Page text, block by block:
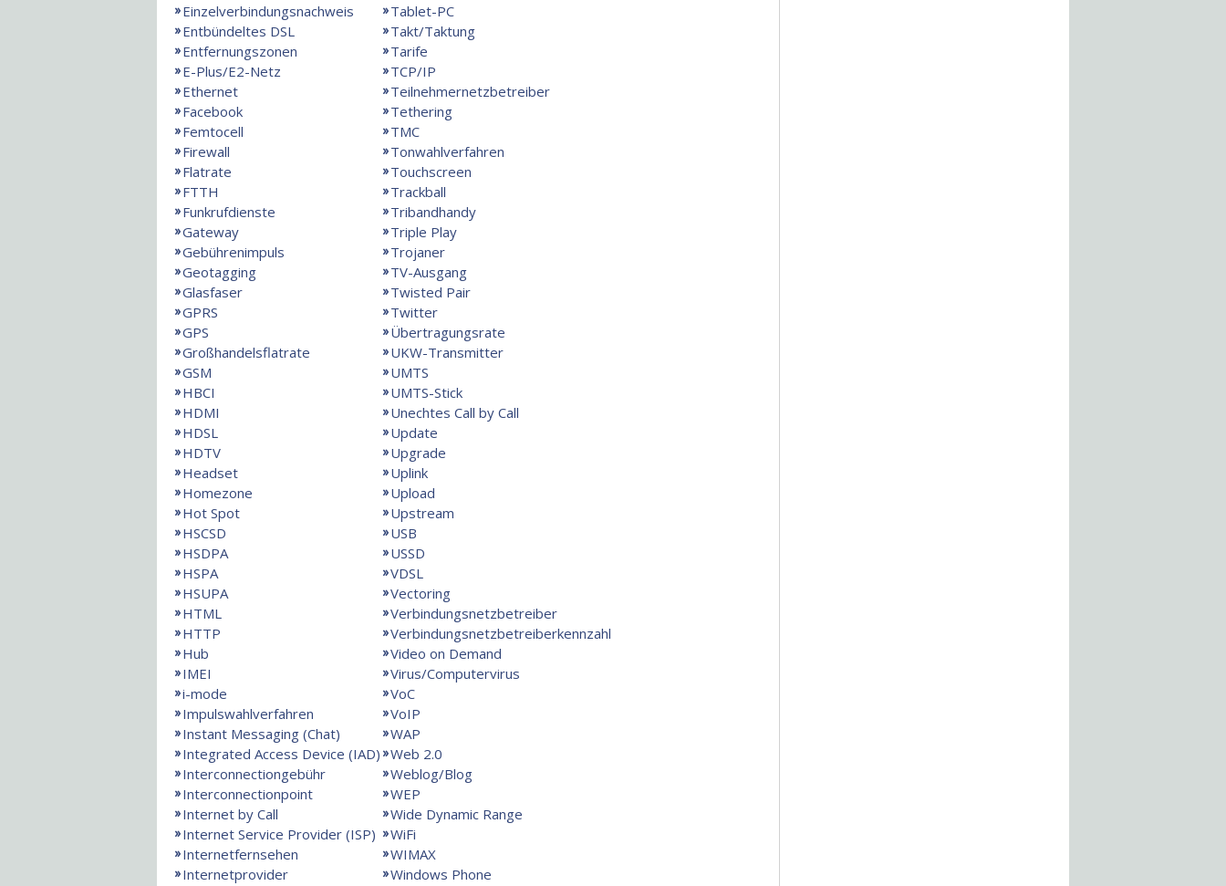
Einzelverbindungsnachweis
Entbündeltes DSL
Entfernungszonen
E-Plus/E2-Netz
Ethernet
Facebook
Femtocell
Firewall
Flatrate
FTTH
Funkrufdienste
Gateway
Gebührenimpuls
Geotagging
Glasfaser
GPRS
GPS
Großhandelsflatrate
GSM
HBCI
HDMI
HDSL
HDTV
Headset
Homezone
Hot Spot
HSCSD
HSDPA
HSPA
HSUPA
HTML
HTTP
Hub
IMEI
i-mode
Impulswahlverfahren
Instant Messaging (Chat)
Integrated Access Device (IAD)
Interconnectiongebühr
Interconnectionpoint
Internet by Call
Internet Service Provider (ISP)
Internetfernsehen
Internetprovider
Tablet-PC
Takt/Taktung
Tarife
TCP/IP
Teilnehmernetzbetreiber
Tethering
TMC
Tonwahlverfahren
Touchscreen
Trackball
Tribandhandy
Triple Play
Trojaner
TV-Ausgang
Twisted Pair
Twitter
Übertragungsrate
UKW-Transmitter
UMTS
UMTS-Stick
Unechtes Call by Call
Update
Upgrade
Uplink
Upload
Upstream
USB
USSD
VDSL
Vectoring
Verbindungsnetzbetreiber
Verbindungsnetzbetreiberkennzahl
Video on Demand
Virus/Computervirus
VoC
VoIP
WAP
Web 2.0
Weblog/Blog
WEP
Wide Dynamic Range
WiFi
WIMAX
Windows Phone